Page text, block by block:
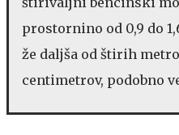
prostornino od 0,9 do
že daljša od štirih
centimetrov, podobno